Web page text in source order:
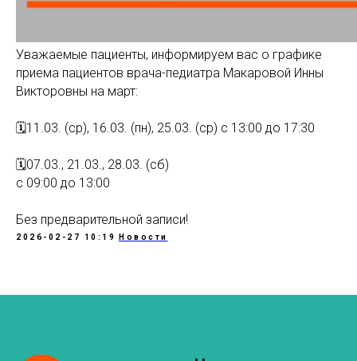
Уважаемые пациенты, информируем вас о графике
приема пациентов врача-педиатра Макаровой Инны
Викторовны на март:
🗓11.03. (ср), 16.03. (пн), 25.03. (ср) с 13:00 до 17:30
🗓07.03., 21.03., 28.03. (сб)
с 09:00 до 13:00
Без предварительной записи!
2026-02-27 10:19 Новости